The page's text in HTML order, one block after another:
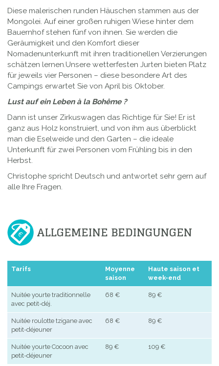
Diese malerischen runden Häuschen stammen aus der
Mongolei. Auf einer großen ruhigen Wiese hinter dem
Bauernhof stehen fünf von ihnen. Sie werden die
Geräumigkeit und den Komfort dieser
Nomadenunterkunft mit ihren traditionellen Verzierungen
schätzen lernen.Unsere wetterfesten Jurten bieten Platz
für jeweils vier Personen – diese besondere Art des
Campings erwartet Sie von April bis Oktober.
Lust auf ein Leben à la Bohême ?
Dann ist unser Zirkuswagen das Richtige für Sie! Er ist
ganz aus Holz konstruiert, und von ihm aus überblickt
man die Eselweide und den Garten – die ideale
Unterkunft für zwei Personen vom Frühling bis in den
Herbst.
Christophe spricht Deutsch und antwortet sehr gern auf
alle Ihre Fragen.
ALLGEMEINE BEDINGUNGEN
Tarifs
Moyenne
saison
Haute saison et
week-end
Nuitée yourte traditionnelle
avec petit-déj.
68 € 89 €
Nuitée roulotte tzigane avec
petit-déjeuner
68 € 89 €
Nuitée yourte Cocoon avec
petit-déjeuner
89 € 109 €